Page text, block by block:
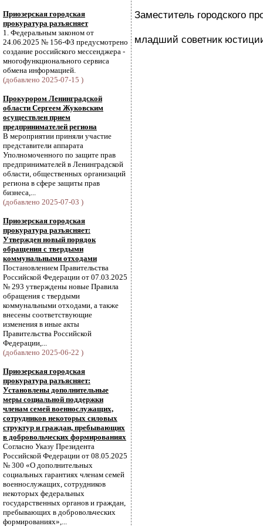
Приозерская городская
прокуратура разъясняет
1. Федеральным законом от
24.06.2025 № 156-ФЗ предусмотрено
создание российского мессенджера -
многофункционального сервиса
обмена информацией.
(добавлено 2025-07-15 )
Прокурором Ленинградской
области Сергеем Жуковским
осуществлен прием
предпринимателей региона
В мероприятии приняли участие
представители аппарата
Уполномоченного по защите прав
предпринимателей в Ленинградской
области, общественных организаций
региона в сфере защиты прав
бизнеса,...
(добавлено 2025-07-03 )
Приозерская городская
прокуратура разъясняет:
Утвержден новый порядок
обращения с твердыми
коммунальными отходами
Постановлением Правительства
Российской Федерации от 07.03.2025
№ 293 утверждены новые Правила
обращения с твердыми
коммунальными отходами, а также
внесены соответствующие
изменения в иные акты
Правительства Российской
Федерации,...
(добавлено 2025-06-22 )
Приозерская городская
прокуратура разъясняет:
Установлены дополнительные
меры социальной поддержки
членам семей военнослужащих,
сотрудников некоторых силовых
структур и граждан, пребывающих
в добровольческих формированиях
Согласно Указу Президента
Российской Федерации от 08.05.2025
№ 300 «О дополнительных
социальных гарантиях членам семей
военнослужащих, сотрудников
некоторых федеральных
государственных органов и граждан,
пребывающих в добровольческих
формированиях»,...
Заместитель городского
младший советник